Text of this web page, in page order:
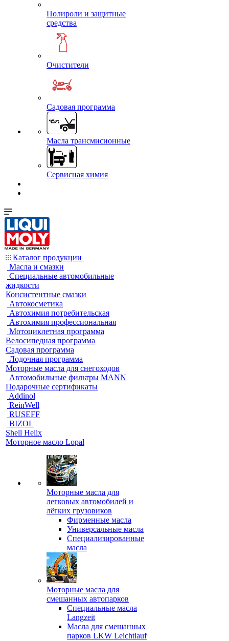
Полироли и защитные
средства
Очистители
Садовая программа
Масла трансмисионные
Сервисная химия
Каталог продукции
Масла и смазки
Специальные автомобильные
жидкости
Консистентные смазки
Автокосметика
Автохимия потребительская
Автохимия профессиональная
Мотоциклетная программа
Велосипедная программа
Садовая программа
Лодочная программа
Моторные масла для снегоходов
Автомобильные фильтры MANN
Подарочные сертификаты
Addinol
ReinWell
RUSEFF
BIZOL
Shell Helix
Моторное масло Lopal
Моторные масла для
легковых автомобилей и
лёгких грузовиков
Фирменные масла
Универсальные масла
Специализированные
масла
Моторные масла для
смешанных автопарков
Специальные масла
Langzeit
Масла для смешанных
парков LKW Leichtlauf